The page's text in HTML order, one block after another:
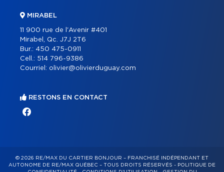
MIRABEL
11 900 rue de l'Avenir #401
Mirabel, Qc. J7J 2T6
Bur.: 450 475-0911
Cell.: 514 796-9386
Courriel: olivier@olivierduguay.com
RESTONS EN CONTACT
© 2026 RE/MAX DU CARTIER BONJOUR – FRANCHISÉ INDÉPENDANT ET
AUTONOME DE RE/MAX QUÉBEC – TOUS DROITS RÉSERVÉS - POLITIQUE DE